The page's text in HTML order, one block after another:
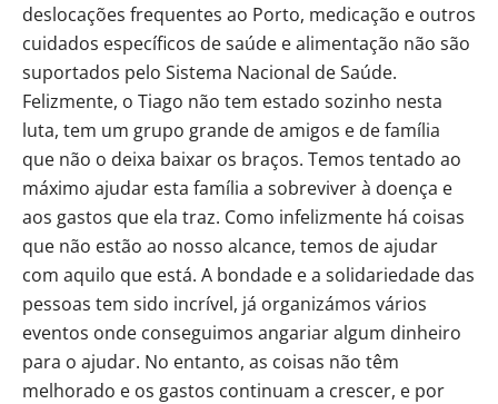
deslocações frequentes ao Porto, medicação e outros
cuidados específicos de saúde e alimentação não são
suportados pelo Sistema Nacional de Saúde.
Felizmente, o Tiago não tem estado sozinho nesta
luta, tem um grupo grande de amigos e de família
que não o deixa baixar os braços. Temos tentado ao
máximo ajudar esta família a sobreviver à doença e
aos gastos que ela traz. Como infelizmente há coisas
que não estão ao nosso alcance, temos de ajudar
com aquilo que está. A bondade e a solidariedade das
pessoas tem sido incrível, já organizámos vários
eventos onde conseguimos angariar algum dinheiro
para o ajudar. No entanto, as coisas não têm
melhorado e os gastos continuam a crescer, e por